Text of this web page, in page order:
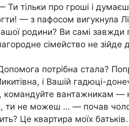
тільки про гроші і
— з пафосом вигукнула
родини? Ви самі
сімейство не зійде
потрібна стала?
і Вашій гадюці-
командуйте вантажникам —
ти не можеш … — почав
Це квартира моїх